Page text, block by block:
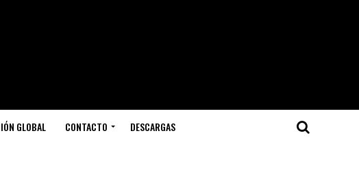
GLOBAL CONTACTO DESCARGAS